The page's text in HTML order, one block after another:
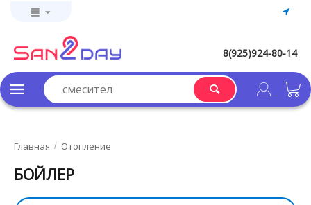
8(925)924-80-14
Главная / Отопление
БОЙЛЕР